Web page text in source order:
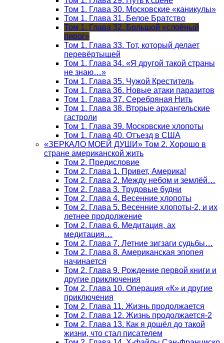
Том 1. Глава 30. Московские «каникулы»
Том 1. Глава 31. Белое Братство
Том 1. Глава 32. Большой «слоёный
пирог»
Том 1. Глава 33. Тот, который делает
перевёртышей
Том 1. Глава 34. «Я другой такой страны
не знаю…»
Том 1. Глава 35. Чужой Креститель
Том 1. Глава 36. Новые атаки паразитов
Том 1. Глава 37. Серебряная Нить
Том 1. Глава 38. Вторые архангельские
гастроли
Том 1. Глава 39. Московские хлопоты
Том 1. Глава 40. Отъезд в США
«ЗЕРКАЛО МОЕЙ ДУШИ» Том 2. Хорошо в
стране американской жить
Том 2. Предисловие
Том 2. Глава 1. Привет, Америка!
Том 2. Глава 2. Между небом и землёй…
Том 2. Глава 3. Трудовые будни
Том 2. Глава 4. Весенние хлопоты
Том 2. Глава 5. Весенние хлопоты-2, и их
летнее продолжение
Том 2. Глава 6. Медитация, ах
медитация…
Том 2. Глава 7. Летние зигзаги судьбы…
Том 2. Глава 8. Американская эпопея
начинается
Том 2. Глава 9. Рождение первой книги и
другие приключения
Том 2. Глава 10. Операция «К» и другие
приключения
Том 2. Глава 11. Жизнь продолжается
Том 2. Глава 12. Жизнь продолжается-2
Том 2. Глава 13. Как я дошёл до такой
жизни, что стал писателем